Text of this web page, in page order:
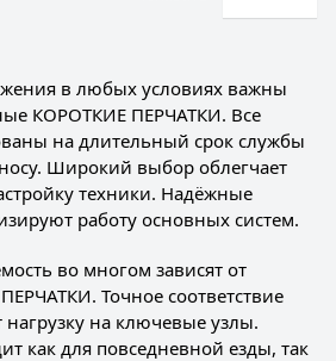
в любых условиях важны
КОРОТКИЕ ПЕРЧАТКИ. Все
на длительный срок службы
Широкий выбор облегчает
техники. Надёжные
работу основных систем.
во многом зависят от
Точное соответствие
нагрузку на ключевые узлы.
как для повседневной езды, так